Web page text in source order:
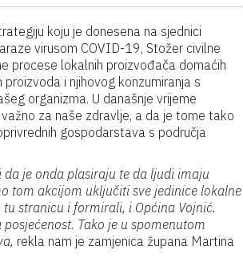
koju je donesena na sjednici
virusom COVID-19, Stožer civilne
procese lokalnih proizvođača domaćih
i njihovog konzumiranja s
organizma. U današnje vrijeme
za naše zdravlje, a da je tome tako
gospodarstava s područja
je onda plasiraju te da ljudi imaju
tom akcijom uključiti sve jedinice lokalne
stranicu i formirali, i Općina Vojnić.
Tako je u spomenutom
rekla nam je zamjenica župana Martina